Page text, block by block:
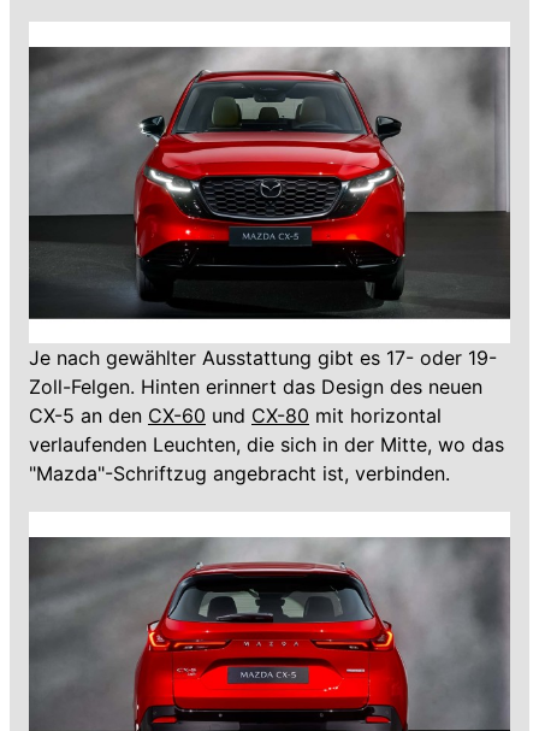
Je nach gewählter Ausstattung gibt es 17- oder 19-
Zoll-Felgen. Hinten erinnert das Design des neuen
CX-5 an den CX-60 und CX-80 mit horizontal
verlaufenden Leuchten, die sich in der Mitte, wo das
"Mazda"-Schriftzug angebracht ist, verbinden.